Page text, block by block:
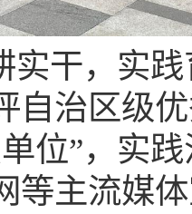
实干，实
自治区级
位”，实践
等主流媒